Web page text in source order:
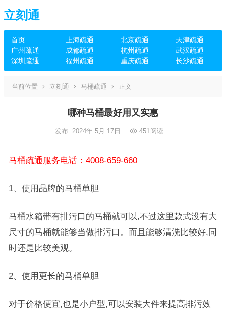
立刻通
首页 上海疏通 北京疏通
天津疏通
广州疏通
成都疏通 杭州疏通
武汉疏通
深圳疏通
福州疏通 重庆疏通 长沙疏通
当前位置 立刻通 马桶疏通 正文
哪种马桶最好用又实惠
发布: 2024年 5月 17日 451阅读
马桶疏通服务电话：4008-659-660
1、使用品牌的马桶单胆
马桶水箱带有排污口的马桶就可以,不过这里款式没有大
尺寸的马桶就能够当做排污口。而且能够清洗比较好,同
时还是比较美观。
2、使用更长的马桶单胆
对于价格便宜,也是小户型,可以安装大件来提高排污效